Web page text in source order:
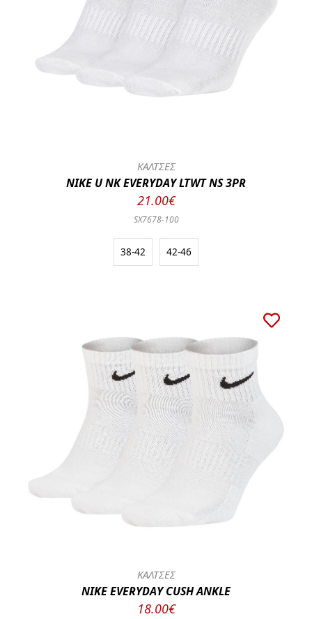
ΚΑΛΤΣΕΣ
NIKE U NK EVERYDAY LTWT NS 3PR
21.00€
SX7678-100
38-42 42-46
ΚΑΛΤΣΕΣ
NIKE EVERYDAY CUSH ANKLE
18.00€